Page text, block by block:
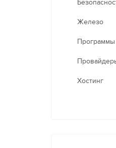
Железо
Программы
Хостинг